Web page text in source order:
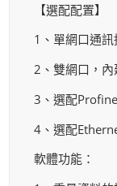
【選配配置】
1、單網口通訊
2、雙網口，內
3、選配
4、選配
軟體功能：